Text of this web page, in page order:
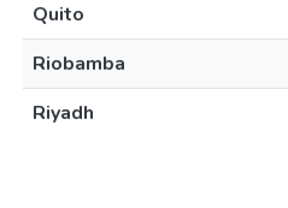
Quito
Riobamba
Riyadh